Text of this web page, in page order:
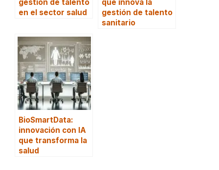
gestión de talento
en el sector salud
que innova la
gestión de talento
sanitario
BioSmartData:
innovación con IA
que transforma la
salud